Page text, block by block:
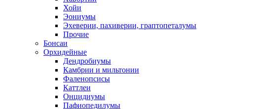
Хойи
Эониумы
Эхеверии, пахиверии, граптопеталумы
Прочие
Бонсаи
Орхидейные
Дендробиумы
Камбрии и мильтонии
Фаленопсисы
Каттлеи
Онцидиумы
Пафиопедилумы